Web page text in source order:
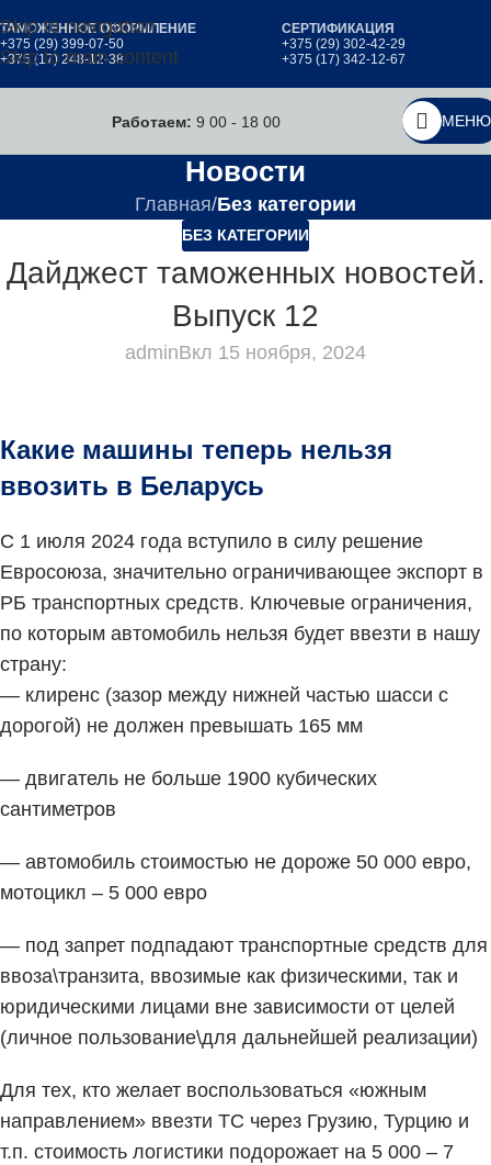
Skip to navigation
Skip to main content
ТАМОЖЕННОЕ ОФОРМЛЕНИЕ
+375 (29) 399-07-50
+375 (17) 248-12-38
СЕРТИФИКАЦИЯ
+375 (29) 302-42-29
+375 (17) 342-12-67
Работаем: 9 00 - 18 00 МЕНЮ
Новости
Главная/Без категории
БЕЗ КАТЕГОРИИ
Дайджест таможенных новостей.
Выпуск 12
adminВкл 15 ноября, 2024
Какие машины теперь нельзя
ввозить в Беларусь
С 1 июля 2024 года вступило в силу решение
Евросоюза, значительно ограничивающее экспорт в
РБ транспортных средств. Ключевые ограничения,
по которым автомобиль нельзя будет ввезти в нашу
страну:
— клиренс (зазор между нижней частью шасси с
дорогой) не должен превышать 165 мм
— двигатель не больше 1900 кубических
сантиметров
— автомобиль стоимостью не дороже 50 000 евро,
мотоцикл – 5 000 евро
— под запрет подпадают транспортные средств для
ввоза\транзита, ввозимые как физическими, так и
юридическими лицами вне зависимости от целей
(личное пользование\для дальнейшей реализации)
Для тех, кто желает воспользоваться «южным
направлением» ввезти ТС через Грузию, Турцию и
т.п. стоимость логистики подорожает на 5 000 – 7